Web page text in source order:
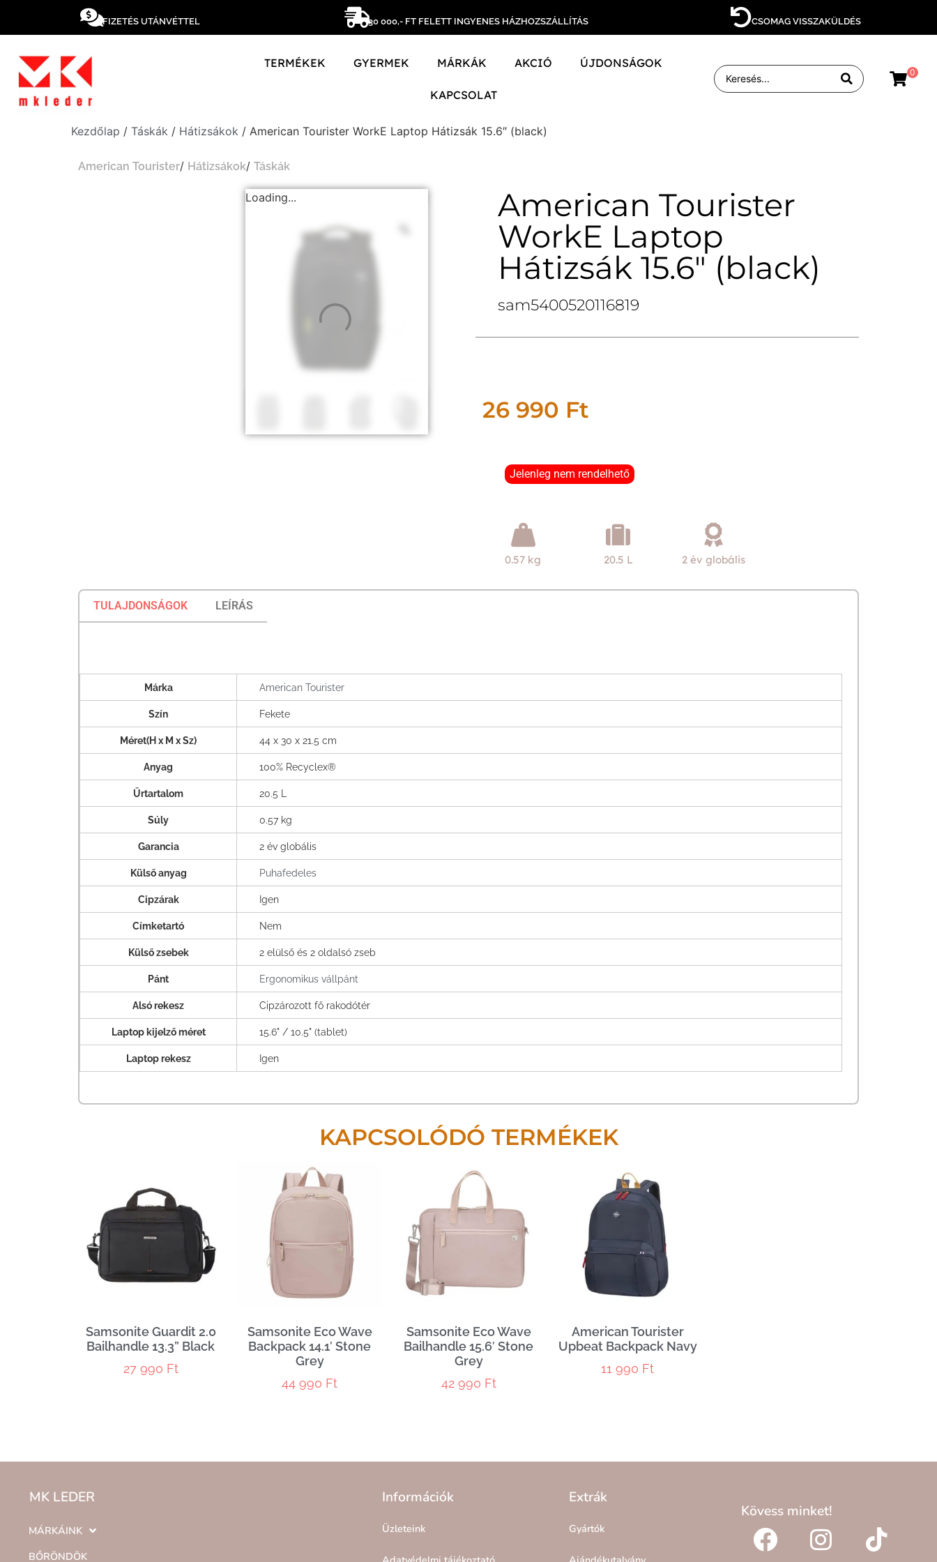
FIZETÉS UTÁNVÉTTEL 30 000,- FT FELETT INGYENES HÁZHOZSZÁLLÍTÁS CSOMAG VISSZAKÜLDÉS
TERMÉKEK GYERMEK MÁRKÁK AKCIÓ ÚJDONSÁGOK
KAPCSOLAT
0
Kezdőlap / Táskák / Hátizsákok / American Tourister WorkE Laptop Hátizsák 15.6″ (black)
American Tourister/ Hátizsákok/ Táskák
Loading...
American Tourister
WorkE Laptop
Hátizsák 15.6″ (black)
sam5400520116819
26 990 Ft
Jelenleg nem rendelhető
0.57 kg 20.5 L 2 év globális
TULAJDONSÁGOK LEÍRÁS
Márka American Tourister
Szín Fekete
Méret(H x M x Sz) 44 x 30 x 21.5 cm
Anyag 100% Recyclex®
Űrtartalom 20.5 L
Súly 0.57 kg
Garancia 2 év globális
Külső anyag Puhafedeles
Cipzárak Igen
Címketartó Nem
Külső zsebek 2 elülső és 2 oldalsó zseb
Pánt Ergonomikus vállpánt
Alsó rekesz Cipzározott fő rakodótér
Laptop kijelző méret 15.6" / 10.5" (tablet)
Laptop rekesz Igen
KAPCSOLÓDÓ TERMÉKEK
Samsonite Guardit 2.0
Bailhandle 13.3” Black
27 990 Ft
Samsonite Eco Wave
Backpack 14.1′ Stone
Grey
44 990 Ft
Samsonite Eco Wave
Bailhandle 15.6′ Stone
Grey
42 990 Ft
American Tourister
Upbeat Backpack Navy
11 990 Ft
MK LEDER
MÁRKÁINK
BŐRÖNDÖK
Információk
Üzleteink
Extrák
Gyártók
Kövess minket!